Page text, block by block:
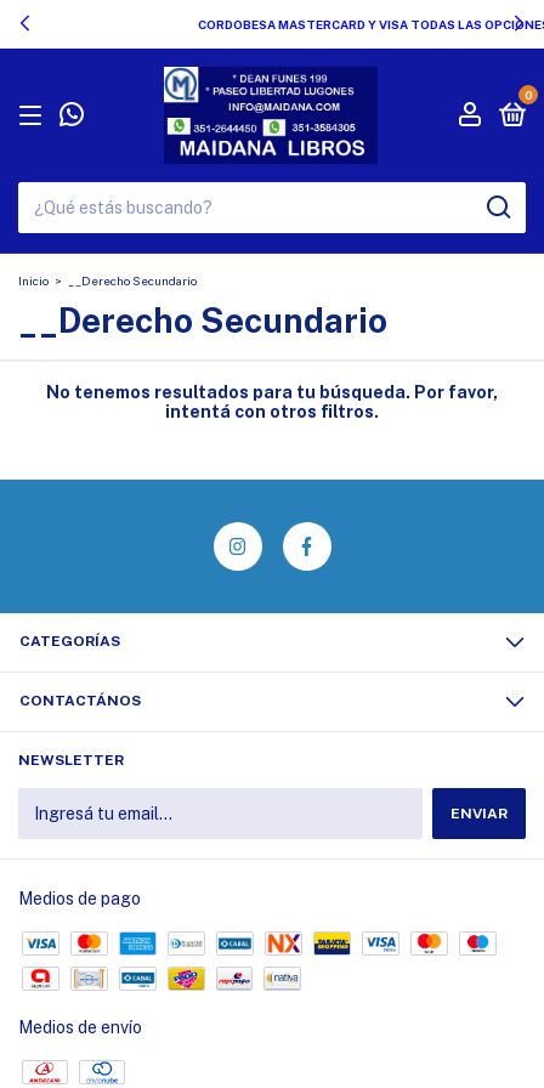
CORDOBESA MASTERCARD Y VISA TODAS LAS OPCIONES !!!
0
Inicio > __Derecho Secundario
__Derecho Secundario
No tenemos resultados para tu búsqueda. Por favor,
intentá con otros filtros.
CATEGORÍAS
CONTACTÁNOS
NEWSLETTER
Medios de pago
Medios de envío